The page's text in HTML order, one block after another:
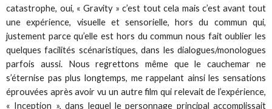
catastrophe, oui, « Gravity » c’est tout cela mais c’est avant tout
une expérience, visuelle et sensorielle, hors du commun qui,
justement parce qu’elle est hors du commun nous fait oublier les
quelques facilités scénaristiques, dans les dialogues/monologues
parfois aussi. Nous regrettons même que le cauchemar ne
s’éternise pas plus longtemps, me rappelant ainsi les sensations
éprouvées après avoir vu un autre film qui relevait de l’expérience,
« Inception », dans lequel le personnage principal accomplissait